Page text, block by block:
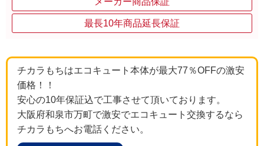
最長10年商品延長保証
チカラもちはエコキュート本体が最大77％OFFの激安
価格！！
安心の10年保証込で工事させて頂いております。
大阪府和泉市万町で激安でエコキュート交換するなら
チカラもちへお電話ください。